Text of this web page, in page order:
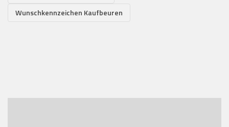
Wunschkennzeichen Kaufbeuren